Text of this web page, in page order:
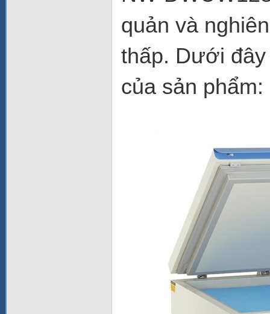
quản và
thấp. Dưới
của sản phẩm: